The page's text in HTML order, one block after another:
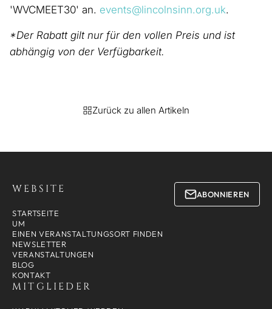
'WVCMEET30' an. events@lincolnsinn.org.uk.
*Der Rabatt gilt nur für den vollen Preis und ist
abhängig von der Verfügbarkeit.
Zurück zu allen Artikeln
WEBSITE
STARTSEITE
UM
EINEN VERANSTALTUNGSORT FINDEN
NEWSLETTER
VERANSTALTUNGEN
BLOG
KONTAKT
MITGLIEDER
ABONNIEREN